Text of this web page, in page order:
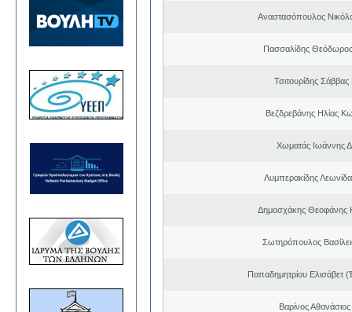
Αναστασόπουλος
Πασσαλίδης
Τσιτουρίδης Σάββας
Βεζδρεβάνης Ηλίας
Χωματάς Ιωάννης
Λυμπερακίδης
Δημοσχάκης Θεοφάνης
Σωτηρόπουλος
Παπαδημητρίου Ελισάβετ
Βαρίνος